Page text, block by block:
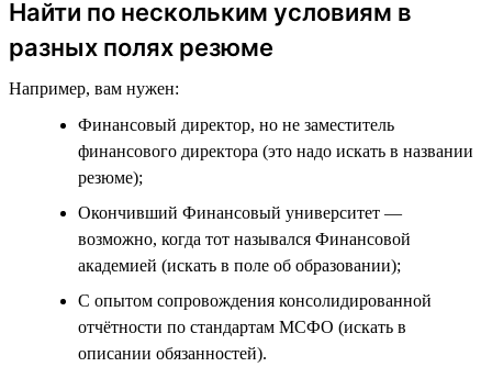
Найти по нескольким условиям в
разных полях резюме
Например, вам нужен:
Финансовый директор, но не заместитель
финансового директора (это надо искать в названии
резюме);
Окончивший Финансовый университет —
возможно, когда тот назывался Финансовой
академией (искать в поле об образовании);
С опытом сопровождения консолидированной
отчётности по стандартам МСФО (искать в
описании обязанностей).